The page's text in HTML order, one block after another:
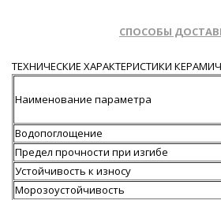
СПОСОБЫ
ТЕХНИЧЕСКИЕ ХАРАКТЕРИСТИКИ
Наименование параметра
Водопоглощение
Предел прочности при изгибе
Устойчивость к износу
Морозоустойчивость